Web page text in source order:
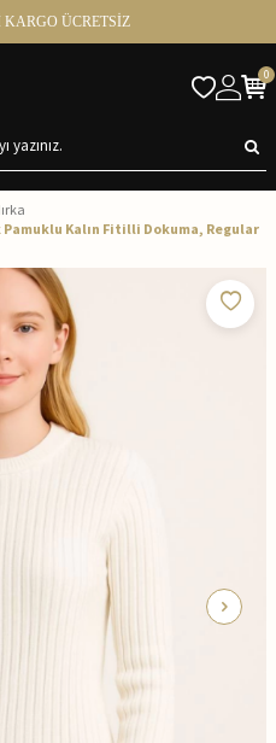
KARGO ÜCRETSİZ
0
Kalın Fitilli Dokuma, Regular